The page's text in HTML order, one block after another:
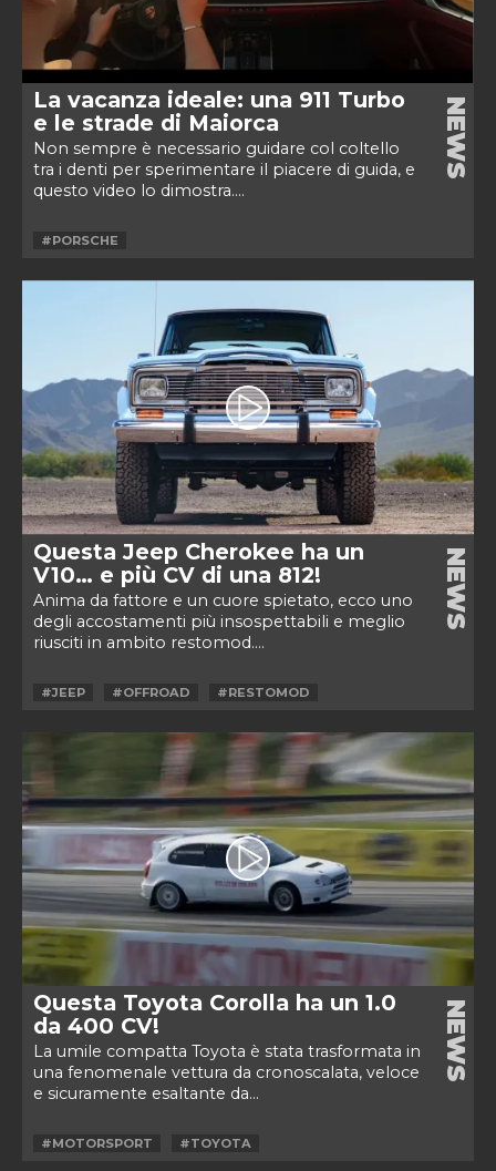
La vacanza ideale: una 911 Turbo
e le strade di Maiorca
Non sempre è necessario guidare col coltello
tra i denti per sperimentare il piacere di guida, e
questo video lo dimostra....
NEWS
#PORSCHE
Questa Jeep Cherokee ha un
V10… e più CV di una 812!
Anima da fattore e un cuore spietato, ecco uno
degli accostamenti più insospettabili e meglio
riusciti in ambito restomod....
NEWS
#JEEP #OFFROAD #RESTOMOD
Questa Toyota Corolla ha un 1.0
da 400 CV!
La umile compatta Toyota è stata trasformata in
una fenomenale vettura da cronoscalata, veloce
e sicuramente esaltante da...
NEWS
#MOTORSPORT #TOYOTA